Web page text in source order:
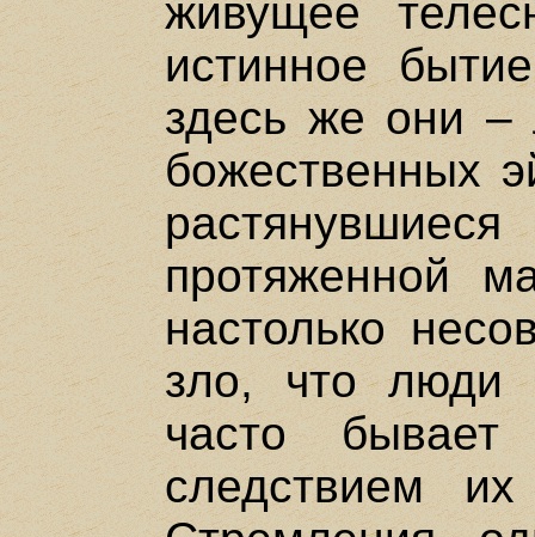
живущее
истинное
здесь же они –
божественных
протяженной
настолько
зло, что люди
часто
следствием